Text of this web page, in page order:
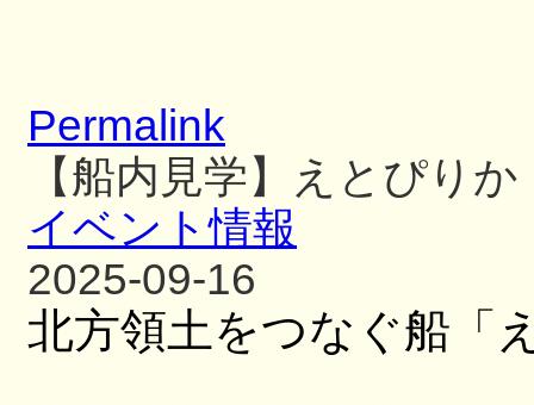
Permalink
【船内見学】えとぴりか
イベント情報
2025-09-16
北方領土をつなぐ船「